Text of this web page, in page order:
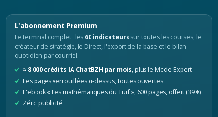
L'abonnement Premium
Le terminal complet : les 60 indicateurs sur toutes les courses, le
créateur de stratégie, le Direct, l'export de la base et le bilan
quotidien par courriel.
≈ 8 000 crédits IA ChatBZH par mois, plus le Mode Expert
Les pages verrouillées ci-dessus, toutes ouvertes
L'ebook « Les mathématiques du Turf », 600 pages, offert (39 €)
Zéro publicité